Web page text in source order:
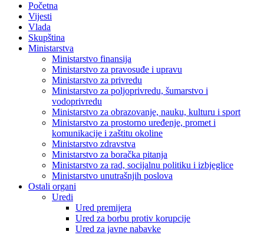
Početna
Vijesti
Vlada
Skupština
Ministarstva
Ministarstvo finansija
Ministarstvo za pravosuđe i upravu
Ministarstvo za privredu
Ministarstvo za poljoprivredu, šumarstvo i
vodoprivredu
Ministarstvo za obrazovanje, nauku, kulturu i sport
Ministarstvo za prostorno uređenje, promet i
komunikacije i zaštitu okoline
Ministarstvo zdravstva
Ministarstvo za boračka pitanja
Ministarstvo za rad, socijalnu politiku i izbjeglice
Ministarstvo unutrašnjih poslova
Ostali organi
Uredi
Ured premijera
Ured za borbu protiv korupcije
Ured za javne nabavke